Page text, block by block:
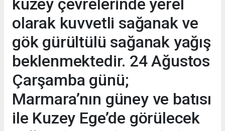
kuzey çevrelerinde yerel
olarak kuvvetli sağanak ve
gök gürültülü sağanak yağış
beklenmektedir. 24 Ağustos
Çarşamba günü;
Marmara’nın güney ve batısı
ile Kuzey Ege’de görülecek